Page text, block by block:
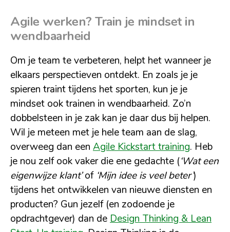
Agile werken?Train je mindset in
wendbaarheid
Om je team te verbeteren, helpt het wanneer je
elkaars perspectieven ontdekt. En zoals je je
spieren traint tijdens het sporten, kun je je
mindset ook trainen in wendbaarheid. Zo’n
dobbelsteen in je zak kan je daar dus bij helpen.
Wil je meteen met je hele team aan de slag,
overweeg dan een Agile Kickstart training. Heb
je nou zelf ook vaker die ene gedachte (‘Wat een
eigenwijze klant’of ‘Mijn idee is veel beter’)
tijdens het ontwikkelen van nieuwe diensten en
producten? Gun jezelf (en zodoende je
opdrachtgever) dan de Design Thinking & Lean